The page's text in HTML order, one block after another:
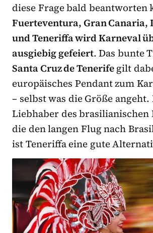
diese Frage bald beantworten
Fuerteventura, Gran Canaria,
und Teneriffa wird Karneval
ausgiebig gefeiert. Das bunte
Santa Cruz de Tenerifegilt
europäisches Pendant zum
– selbst was die Größe
Liebhaber des brasilianischen
die den langen Flug nach
ist Teneriffa eine gute